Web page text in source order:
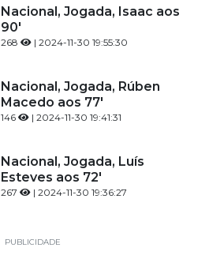
Nacional, Jogada, Isaac aos
90'
268 | 2024-11-30 19:55:30
Nacional, Jogada, Rúben
Macedo aos 77'
146 | 2024-11-30 19:41:31
Nacional, Jogada, Luís
Esteves aos 72'
267 | 2024-11-30 19:36:27
PUBLICIDADE